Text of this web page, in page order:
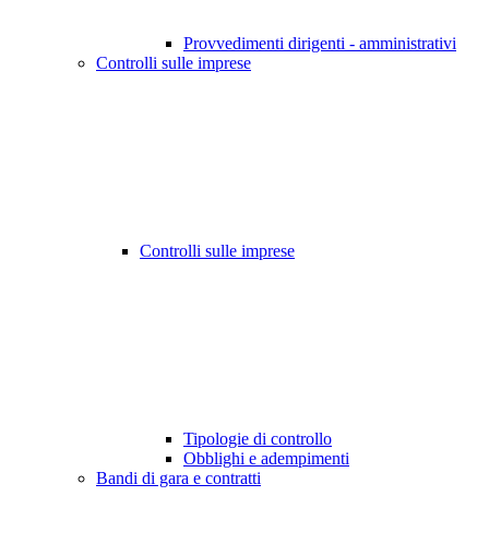
Provvedimenti dirigenti - amministrativi
Controlli sulle imprese
Controlli sulle imprese
Tipologie di controllo
Obblighi e adempimenti
Bandi di gara e contratti